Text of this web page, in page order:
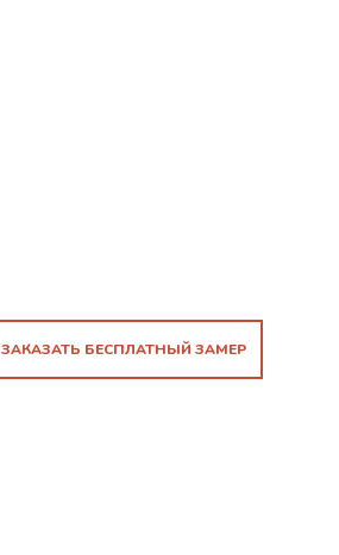
ЗАКАЗАТЬ БЕСПЛАТНЫЙ ЗАМЕР